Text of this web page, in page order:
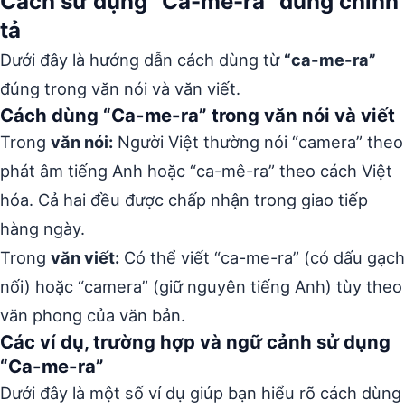
tả
Dưới đây là hướng dẫn cách dùng từ “ca-me-ra”
đúng trong văn nói và văn viết.
Cách dùng “Ca-me-ra” trong văn nói và viết
Trong văn nói: Người Việt thường nói “camera” theo
phát âm tiếng Anh hoặc “ca-mê-ra” theo cách Việt
hóa. Cả hai đều được chấp nhận trong giao tiếp
hàng ngày.
Trong văn viết: Có thể viết “ca-me-ra” (có dấu gạch
nối) hoặc “camera” (giữ nguyên tiếng Anh) tùy theo
văn phong của văn bản.
Các ví dụ, trường hợp và ngữ cảnh sử dụng
“Ca-me-ra”
Dưới đây là một số ví dụ giúp bạn hiểu rõ cách dùng